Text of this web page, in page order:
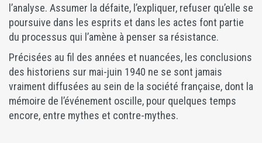
l’analyse. Assumer la défaite, l’expliquer, refuser qu’elle se
poursuive dans les esprits et dans les actes font partie
du processus qui l’amène à penser sa résistance.
Précisées au fil des années et nuancées, les conclusions
des historiens sur mai-juin 1940 ne se sont jamais
vraiment diffusées au sein de la société française, dont la
mémoire de l’événement oscille, pour quelques temps
encore, entre mythes et contre-mythes.